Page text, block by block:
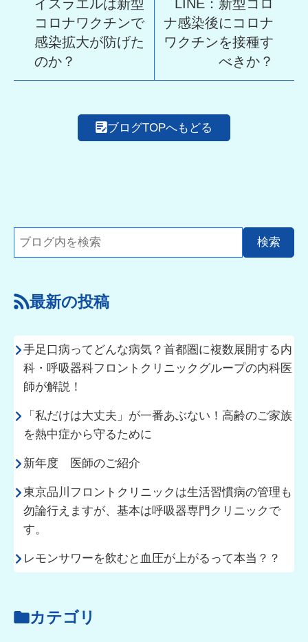
イスラエルは新型
コロナワクチンで
感染拡大が防げた
のか？
LINE：新型コロ
ナ感染後にコロナ
ワクチンを接種す
べきか？
ブログTOPへもどる
最新の投稿
手足口病ってどんな病気？首都圏に複数展開する内
科・呼吸器科フロントクリニックグループの内科医
師が解説！
「私だけは大丈夫」が一番あぶない！高齢のご家族
を熱中症から守るために
新年度 医師のご紹介
東京品川フロントクリニックは生活習慣病の管理も
勿論行えますが、基本は呼吸器専門クリニックで
す。
レモンサワーを飲むと血圧が上がるって本当？？
カテゴリ